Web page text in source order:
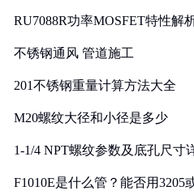
RU7088R功率MOSFET特性解
不锈钢通风 管道施工
201不锈钢重量计算方法大全
M20螺纹大径和小径是多少
1-1/4 NPT螺纹参数及底孔尺寸
F1010E是什么管？能否用3205